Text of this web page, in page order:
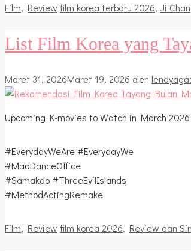
Kategori
Film, Review Tag
film korea terbaru 2026, Ji
List Film Korea yang
Maret 31, 2026Maret 19, 2026 oleh
Upcoming K-movies to Watch in March 2026
#EverydayWeAre #EverydayWe
#MadDanceOffice
#Samakdo #ThreeEvilIslands
#MethodActingRemake
Kategori
Film, Review Tag
film korea 2026, Review dan